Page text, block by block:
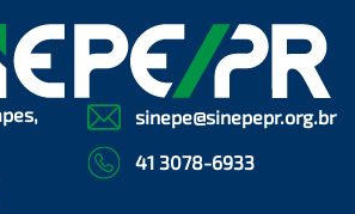
sinepe@sinepepr.org.br
41 3078-6933